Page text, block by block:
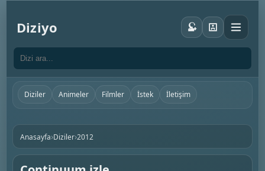
Diziyo
Diziler Animeler Filmler İstek İletişim
Anasayfa›Diziler›2012